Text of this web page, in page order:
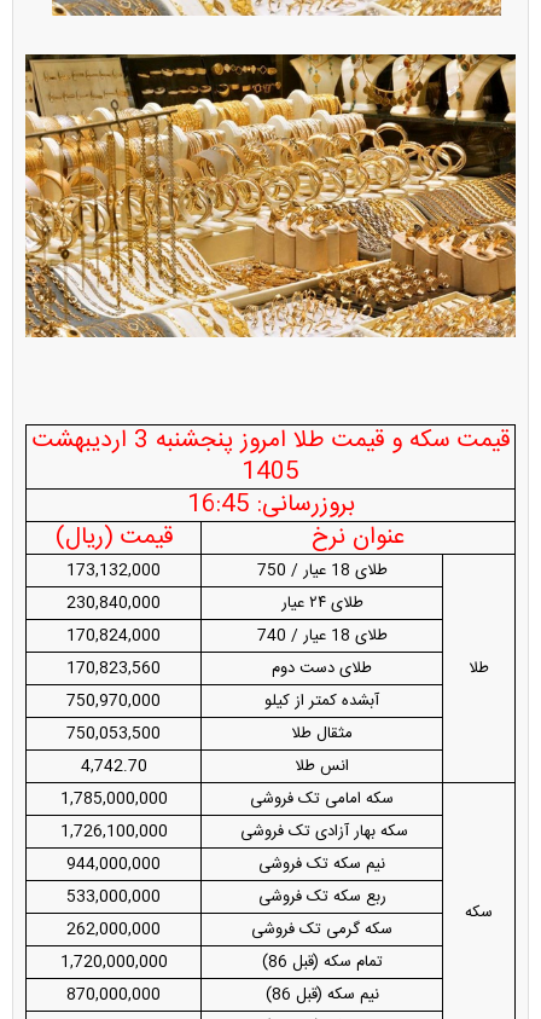
قیمت سکه و قیمت طلا امروز پنجشنبه 3 اردیبهشت
1405
بروزرسانی: 16:45
عنوان نرخ
قیمت (ریال)
طلا
طلای 18 عیار / 750
173,132,000
طلای ۲۴ عیار
230,840,000
طلای 18 عیار / 740
170,824,000
طلای دست دوم
170,823,560
آبشده کمتر از کیلو
750,970,000
مثقال طلا
750,053,500
انس طلا
4,742.70
سکه
سکه امامی تک فروشی
1,785,000,000
سکه بهار آزادی تک فروشی
1,726,100,000
نیم سکه تک فروشی
944,000,000
ربع سکه تک فروشی
533,000,000
سکه گرمی تک فروشی
262,000,000
تمام سکه (قبل 86)
1,720,000,000
نیم سکه (قبل 86)
870,000,000